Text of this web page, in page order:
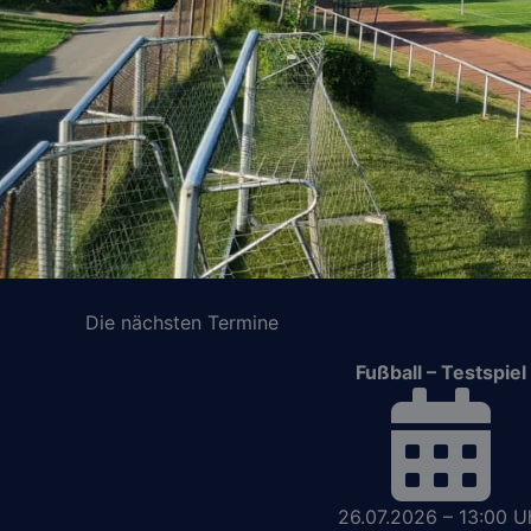
Die nächsten Termine
Fußball – Testspiel
26.07.2026 – 13:00